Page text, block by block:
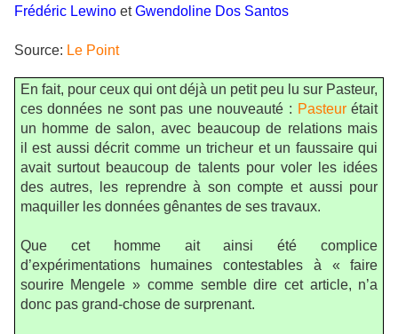
Frédéric Lewino etGwendoline Dos Santos
Source: Le Point
En fait, pour ceux qui ont déjà un petit peu lu sur Pasteur,
ces données ne sont pas une nouveauté : Pasteurétait
un homme de salon, avec beaucoup de relations mais
il est aussi décrit comme un tricheur et un faussaire qui
avait surtout beaucoup de talents pour voler les idées
des autres, les reprendre à son compte et aussi pour
maquiller les données gênantes de ses travaux.
Que cet homme ait ainsi été complice
d’expérimentations humaines contestables à « faire
sourire Mengele » comme semble dire cet article, n’a
donc pas grand-chose de surprenant.